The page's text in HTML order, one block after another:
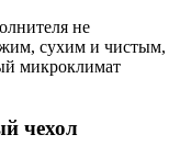
не
сухим и чистым,
микроклимат
чехол